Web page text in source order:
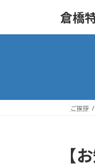
倉橋
ご挨拶
【